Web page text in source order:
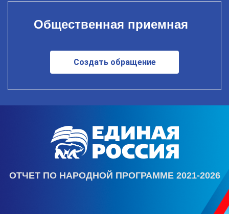
Общественная приемная
Создать обращение
ОТЧЕТ ПО НАРОДНОЙ ПРОГРАММЕ 2021-2026